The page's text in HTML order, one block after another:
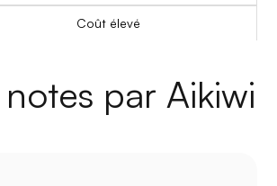
Coût élevé
par Aikiwi